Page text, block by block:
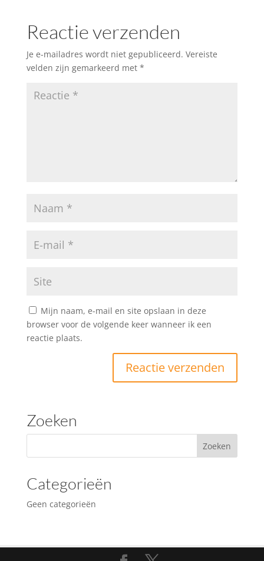
Reactie verzenden
Je e-mailadres wordt niet gepubliceerd. Vereiste
velden zijn gemarkeerd met *
Mijn naam, e-mail en site opslaan in deze
browser voor de volgende keer wanneer ik een
reactie plaats.
Zoeken
Categorieën
Geen categorieën